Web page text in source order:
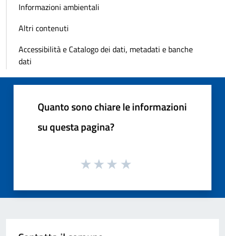
Informazioni ambientali
Altri contenuti
Accessibilità e Catalogo dei dati, metadati e banche
dati
Quanto sono chiare le informazioni
su questa pagina?